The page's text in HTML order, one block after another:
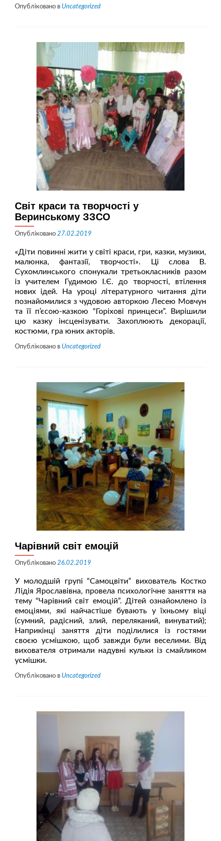
Херсонщини
Опубліковано в Uncategorized
Світ краси та творчості у
Веринському ЗЗСО
Опубліковано 27.02.2019
«Діти повинні жити у світі краси, гри, казки, музики,
малюнка, фантазії, творчості». Ці слова В.
Сухомлинського спонукали третьокласників разом
із учителем Гудимою І.Є. до творчості, втілення
нових ідей. На уроці літературного читання діти
познайомилися з чудовою авторкою Лесею Мовчун
та її п’єсою-казкою “Горіхові принцеси”. Вирішили
цю казку інсценізувати. Захоплюють декорації,
костюми, гра юних акторів.
Опубліковано в Uncategorized
Чарівний світ емоцій
Опубліковано 26.02.2019
У молодшій групі “Самоцвіти” вихователь Костко
Лідія Ярославівна, провела психологічне заняття на
тему “Чарівний світ емоцій”. Дітей ознайомлено із
емоціями, які найчастіше бувають у їхньому віці
(сумний, радісний, злий, переляканий, винуватий);
Наприкінці заняття діти поділилися із гостями
своєю усмішкою, щоб завжди були веселими. Від
вихователя отримали надувні кульки із смайликом
усмішки.
Опубліковано в Uncategorized